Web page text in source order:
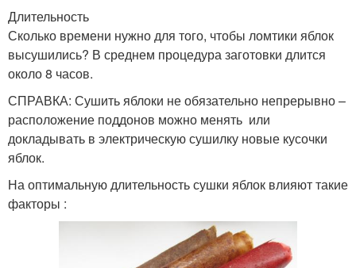
Длительность
Сколько времени нужно для того, чтобы ломтики яблок
высушились? В среднем процедура заготовки длится
около 8 часов.
СПРАВКА: Сушить яблоки не обязательно непрерывно –
расположение поддонов можно менять или
докладывать в электрическую сушилку новые кусочки
яблок.
На оптимальную длительность сушки яблок влияют такие
факторы :